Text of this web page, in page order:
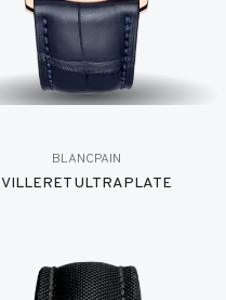
BLANCPAIN
VILLERET ULTRAPLATE